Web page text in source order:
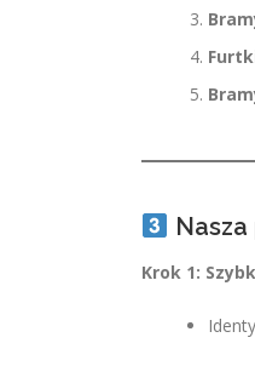
Krok 1: